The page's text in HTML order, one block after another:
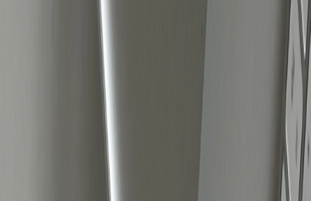
Locatie (bijvoorbeeld aparte campagnes
voor verschillende landen)
Leeftijd en geslacht (bijvoorbeeld aparte
campagnes voor mannen en vrouwen bij
beauty- of kledingmerken)
Het type merk bepaalt de aanpak
Niet elk product wordt op dezelfde manier